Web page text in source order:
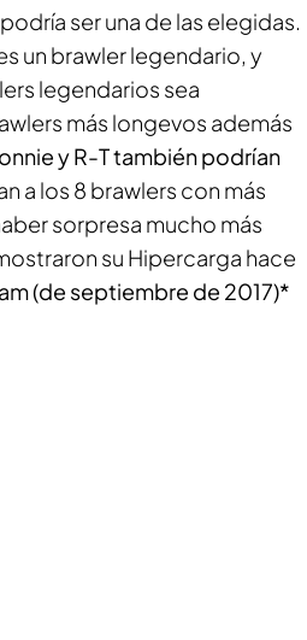
ser una de las elegidas.
un brawler legendario, y
legendarios sea
más longevos además
y R-T también podrían
a los 8 brawlers con más
sorpresa mucho más
su Hipercarga hace
(de septiembre de 2017)*